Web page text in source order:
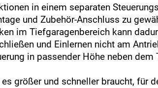
in einem separaten
und Zubehör-Anschluss zu
im Tiefgaragenbereich kann
und Einlernen nicht am
in passender Höhe neben dem
es größer und schneller braucht, für